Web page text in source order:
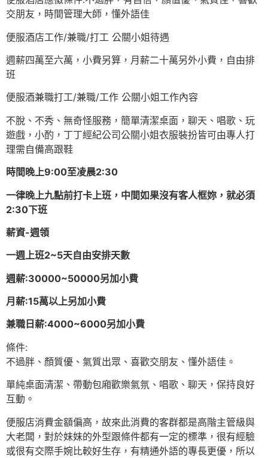
交朋友，時間管理大師，懂外語佳
便服酒店工作/兼職/打工 公關小姐待遇
週薪四萬至六萬，小費另算，月薪二十萬另外小費，自由排
班
便服酒兼職打工/兼職/工作 公關小姐工作內容
不脫、不秀、無奇怪服務，簡單清潔桌面，聊天、唱歌、玩
遊戲，小酌，丁丁經紀公司公關小姐衣服裝扮皆可由專人打
理需自備高跟鞋
時間晚上9:00至凌晨2:30
一律晚上九點前打卡上班，中間如果沒有客人框妳，就必須
2:30下班
薪資-週領
一週上班2~5天自由安排天數
週薪:30000~50000另加小費
月薪:15萬以上另加小費
兼職日薪:4000~6000另加小費
條件:
不過胖、顏質優、氣質出眾、喜歡交朋友、懂外語佳。
單純桌面清潔、帶動包廂歡樂氣氛、唱歌、聊天，保持良好
互動。
便服店消費金額偏高，故來此消費的客群都是高階主管級與
大老闆，對於妹妹的外型跟條件都有一定的標準，很有經驗
或很有交際手婉比較好生存，有精通外語的專長更優，所以